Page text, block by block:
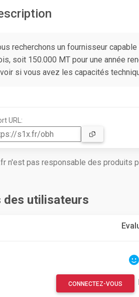
recherchons un fournisseur
soit 150.000 MT pour une année
si vous avez les capacités
URL:
n'est pas responsable des produits
des utilisateurs
CONNECTEZ-VOUS